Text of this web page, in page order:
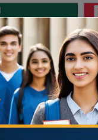
International